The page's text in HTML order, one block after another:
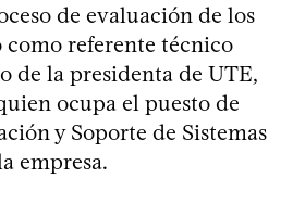
de evaluación de los
referente técnico
de la presidenta de UTE,
ocupa el puesto de
y Soporte de Sistemas
empresa.